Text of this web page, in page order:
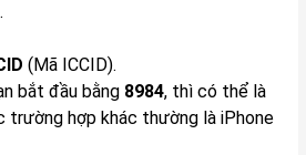
.
(Mã ICCID).
bắt đầu bằng 8984, thì có thể là
trường hợp khác thường là iPhone